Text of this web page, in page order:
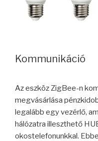
Kommunikáció
Az eszköz ZigBee-n
megvásárlása
legalább egy vezérlő,
hálózatra illeszthető
okostelefonunkkal.